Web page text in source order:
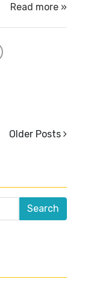
Read more »
Older Posts